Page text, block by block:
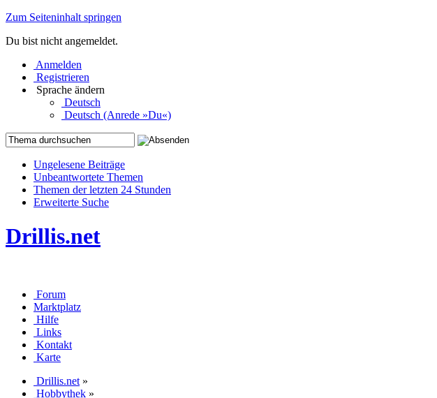
Zum Seiteninhalt springen
Du bist nicht angemeldet.
Anmelden
Registrieren
Sprache ändern
Deutsch
Deutsch (Anrede »Du«)
Ungelesene Beiträge
Unbeantwortete Themen
Themen der letzten 24 Stunden
Erweiterte Suche
Drillis.net
Forum
Marktplatz
Hilfe
Links
Kontakt
Karte
Drillis.net »
Hobbythek »